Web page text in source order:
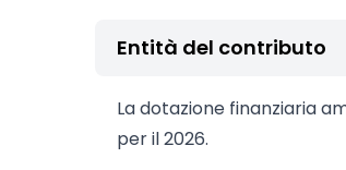
Entità del contributo
La dotazione finanziaria
per il 2026.